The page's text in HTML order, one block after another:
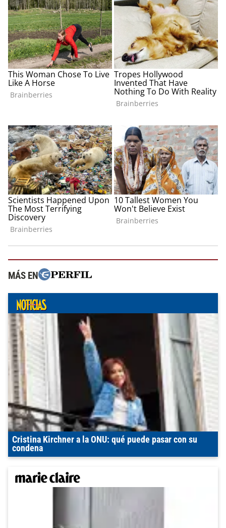
MÁS EN
Cristina Kirchner a la ONU: qué puede pasar con su
condena